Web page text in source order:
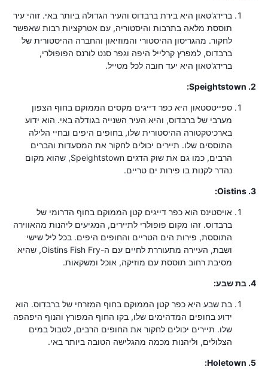
ברידג'טאון היא בירת ברבדוס והעיר הגדולה ביותר באי. זוהי עיר
תוססת מלאה בתרבות והיסטוריה, עם אטרקציות רבות שאפשר
לחקור. מהגריסון ההיסטורי והמוזיאון והחברה ההיסטורית של
ברבדוס, למפרץ קרלייל היפה וגפר סנט לורנס הפופולרי,
ברידג'טאון היא יעד חובה לכל מטייל.
2. Speightstown:
ספייטסטאון היא כפר דייגים מקסים הממוקם בחוף הצפון
מערבי של ברבדוס, והיא העיר השנייה בגודלה באי. הוא ידוע
בארכיטקטורה ההיסטורית שלו, בחופים היפים ובחיי הלילה
התוססים שלו. תיירים יכולים לחקור את המסעדות והברים
הרבים, כמו גם את שוק הדגים Speightstown, שהוא מקום
נהדר לקנות בו פירות ים טריים.
3. Oistins:
אויסטינס הוא כפר דייגים קטן הממוקם בחוף הדרומי של
ברבדוס. זהו מקום פופולרי לתיירים, המגיעים ליהנות מהאווירה
התוססת, פירות הים הטריים והחופים היפים. בכל ליל שישי
ושבת, העיירה מתעוררת לחיים עם ה-Oistins Fish Fry, שהיא
מסיבת רחוב תוססת עם מוזיקה, אוכל ומשקאות.
4. בת שבע:
בת שבע היא כפר קטן הממוקם בחוף המזרחי של ברבדוס. הוא
ידוע בחופים המדהימים שלו, בקו החוף המפורץ והנוף היפהפה
שלו. תיירים יכולים לחקור את החופים הרבים, לטבול במים
הצלולים, וליהנות מכמה מהגלישה הטובה ביותר באי.
5. Holetown: